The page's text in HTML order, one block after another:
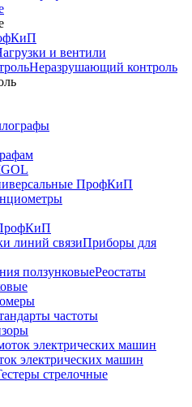
и вентили
Неразрушающий контроль
ПрофКиП
Приборы для
Реостаты
частоты
электрических машин
стрелочные